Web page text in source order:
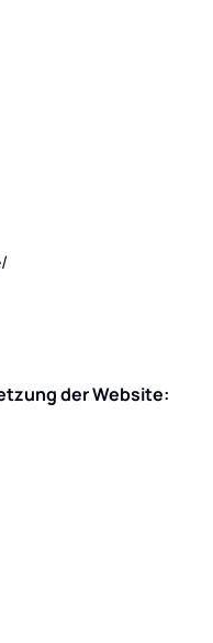
der Website: